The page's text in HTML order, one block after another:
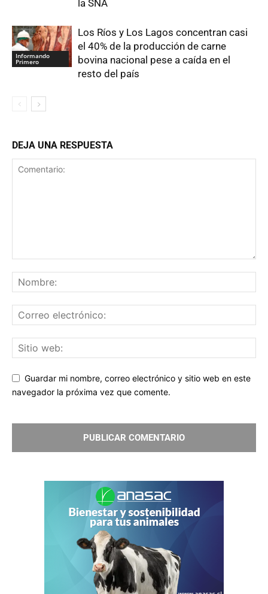
la SNA
Informando
Primero
Los Ríos y Los Lagos concentran casi
el 40% de la producción de carne
bovina nacional pese a caída en el
resto del país
DEJA UNA RESPUESTA
Guardar mi nombre, correo electrónico y sitio web en este
navegador la próxima vez que comente.